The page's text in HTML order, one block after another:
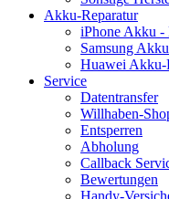
Akku-Reparatur
iPhone Akku -
Samsung
Huawei Akku-
Service
Datentransfer
Willhaben-
Entsperren
Abholung
Callback
Bewertungen
Handy-